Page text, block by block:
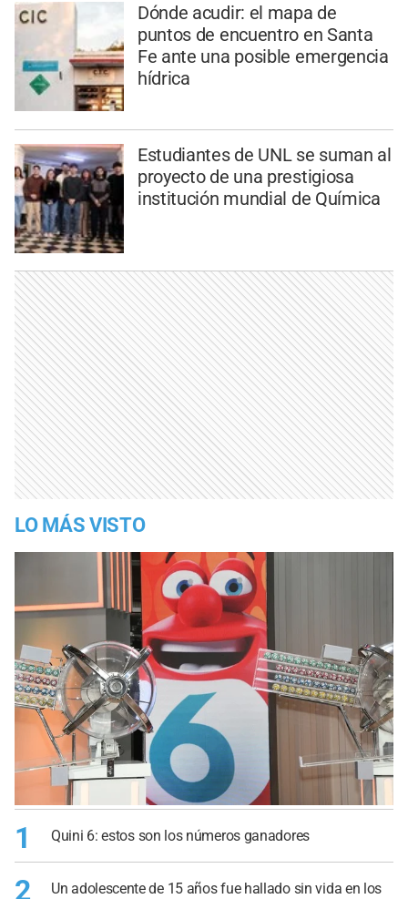
Dónde acudir: el mapa de
puntos de encuentro en Santa
Fe ante una posible emergencia
hídrica
Estudiantes de UNL se suman al
proyecto de una prestigiosa
institución mundial de Química
LO MÁS VISTO
1 Quini 6: estos son los números ganadores
2
Un adolescente de 15 años fue hallado sin vida en los